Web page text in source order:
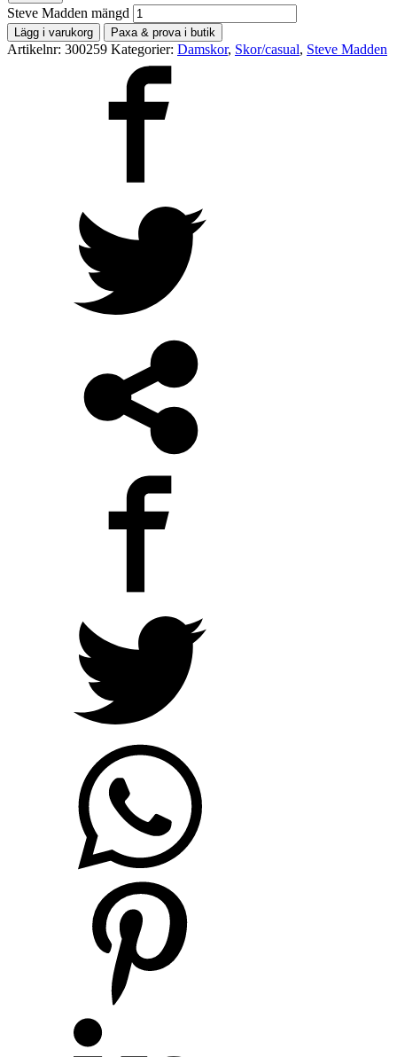
Steve Madden mängd
Lägg i varukorg Paxa & prova i butik
Artikelnr: 300259 Kategorier: Damskor, Skor/casual, Steve Madden